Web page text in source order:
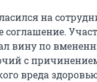
на
соглашение.
вину по
с
вреда